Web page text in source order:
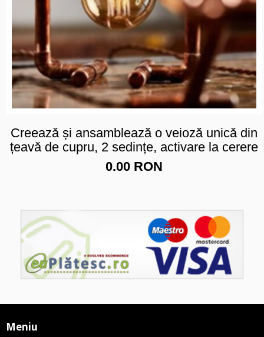
Creează și ansamblează o veioză unică din
țeavă de cupru, 2 sedințe, activare la cerere
0.00 RON
Meniu